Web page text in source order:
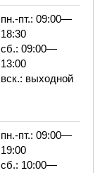
пн.-пт.: 09:00—
18:30
сб.: 09:00—
13:00
вск.: выходной
пн.-пт.: 09:00—
19:00
сб.: 10:00—